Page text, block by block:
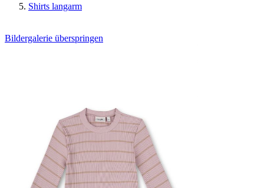
Shirts langarm
Bildergalerie überspringen